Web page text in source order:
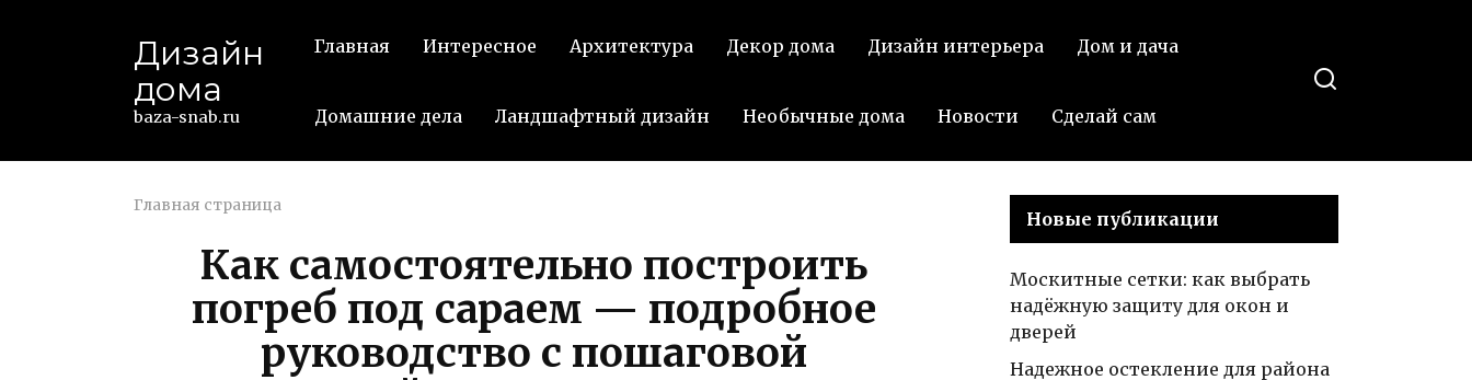
Дизайн
дома
baza-snab.ru
Главная Интересное Архитектура Декор дома Дизайн интерьера Дом и дача
Домашние дела Ландшафтный дизайн Необычные дома Новости Сделай сам
Главная страница
Как самостоятельно построить
погреб под сараем — подробное
руководство с пошаговой
Новые публикации
Москитные сетки: как выбрать
надёжную защиту для окон и
дверей
Надежное остекление для района
ВКонтакте
на день рождения